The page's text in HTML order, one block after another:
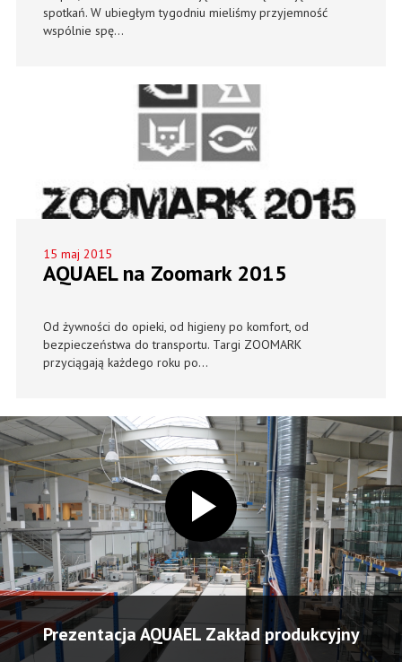
spotkań. W ubiegłym tygodniu mieliśmy przyjemność
wspólnie spę...
15 maj 2015
AQUAEL na Zoomark 2015
Od żywności do opieki, od higieny po komfort, od
bezpieczeństwa do transportu. Targi ZOOMARK
przyciągają każdego roku po...
Prezentacja AQUAEL Zakład produkcyjny